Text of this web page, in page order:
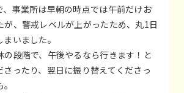
、事業所は早朝の時点では午前だけお
が、警戒レベルが上がったため、丸1日
いました。
の段階で、午後やるなら行きます！と
さったり、翌日に振り替えてくださっ